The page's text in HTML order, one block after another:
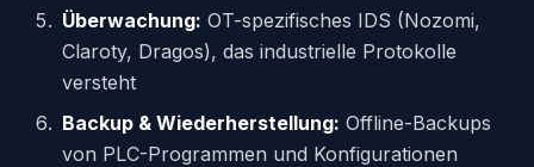
Überwachung: OT-spezifisches IDS (Nozomi,
Claroty, Dragos), das industrielle Protokolle
versteht
Backup & Wiederherstellung: Offline-Backups
von PLC-Programmen und Konfigurationen